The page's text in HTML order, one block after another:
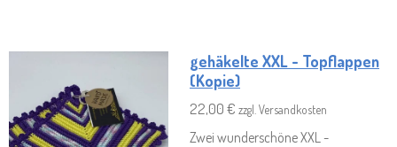
gehäkelte XXL - Topflappen
(Kopie)
22,00 € zzgl. Versandkosten
Zwei wunderschöne XXL -